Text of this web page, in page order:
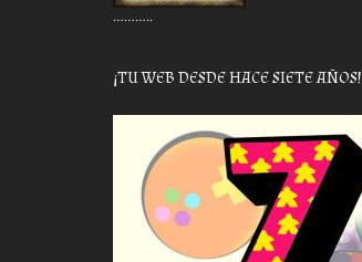
………..
¡TU WEB DESDE HACE SIETE AÑOS!